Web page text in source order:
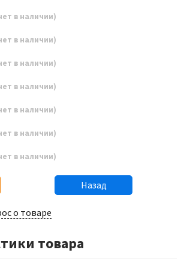
в наличии)
в наличии)
в наличии)
в наличии)
в наличии)
в наличии)
в наличии)
Назад
о товаре
товара